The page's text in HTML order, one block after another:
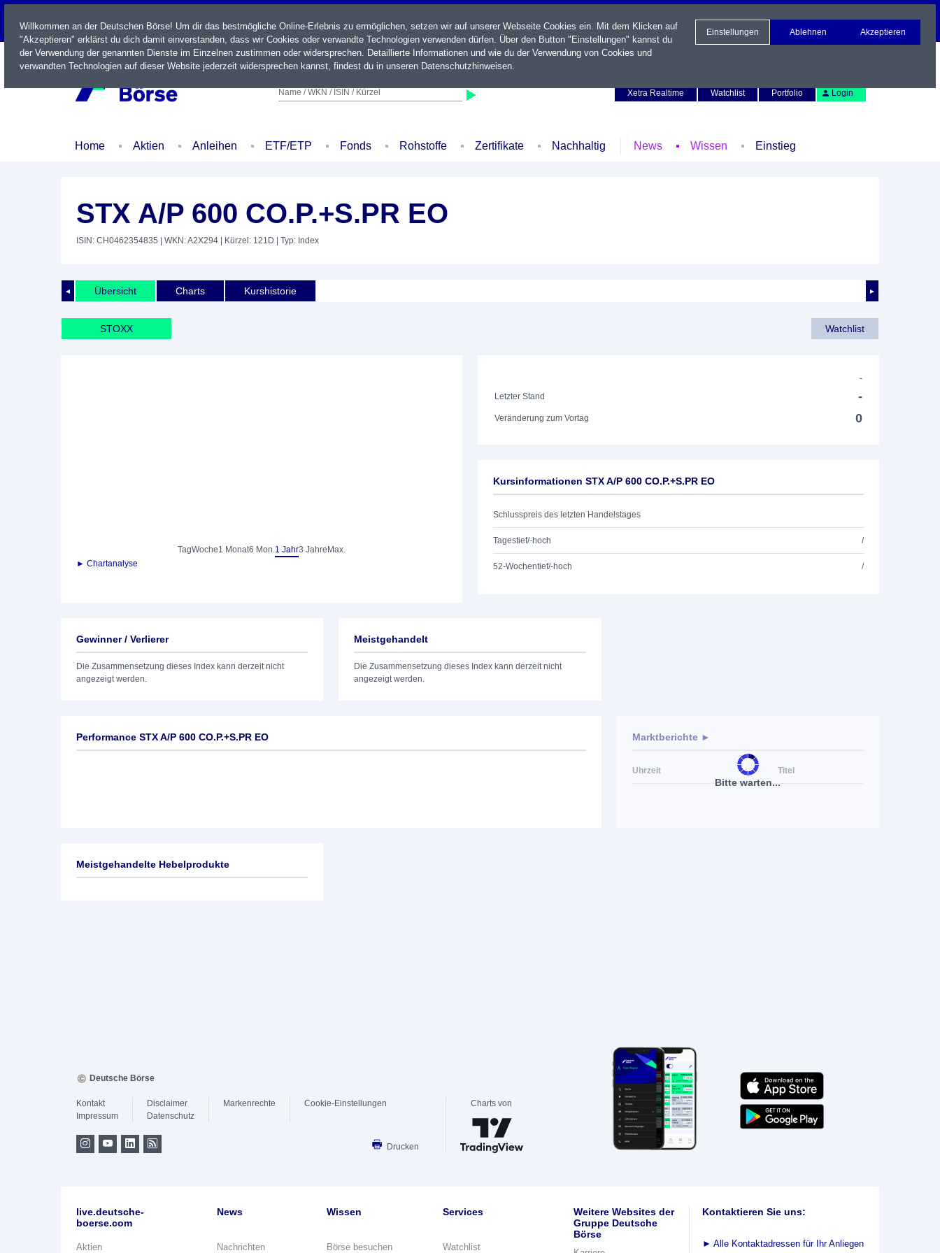
LIVE
Name / WKN / ISIN / Kürzel
Xetra Realtime
Watchlist Portfolio Login
Home Aktien Anleihen ETF/ETP Fonds Rohstoffe Zertifikate Nachhaltig News Wissen Einstieg
STX A/P 600 CO.P.+S.PR EO
ISIN: CH0462354835 | WKN: A2X294 | Kürzel: 121D | Typ: Index
◄ ►
Übersicht Charts Kurshistorie
STOXX Watchlist
TagWoche1 Monat6 Mon.1 Jahr3 Jahre Max.
► Chartanalyse
-
Letzter Stand
-
Veränderung zum Vortag 0
Kursinformationen STX A/P 600 CO.P.+S.PR EO
Schlusspreis des letzten Handelstages
Tagestief/-hoch /
52-Wochentief/-hoch /
Gewinner / Verlierer
Die Zusammensetzung dieses Index kann derzeit nicht
angezeigt werden.
Meistgehandelt
Die Zusammensetzung dieses Index kann derzeit nicht
angezeigt werden.
Performance STX A/P 600 CO.P.+S.PR EO
Bitte warten...
Marktberichte ►
Uhrzeit Titel
Meistgehandelte Hebelprodukte
Willkommen an der Deutschen Börse! Um dir das bestmögliche Online-Erlebnis zu ermöglichen, setzen wir auf unserer Webseite Cookies ein. Mit dem Klicken auf
"Akzeptieren" erklärst du dich damit einverstanden, dass wir Cookies oder verwandte Technologien verwenden dürfen. Über den Button "Einstellungen" kannst du
der Verwendung der genannten Dienste im Einzelnen zustimmen oder widersprechen. Detaillierte Informationen und wie du der Verwendung von Cookies und
verwandten Technologien auf dieser Website jederzeit widersprechen kannst, findest du in unseren Datenschutzhinweisen.
Einstellungen Ablehnen Akzeptieren
Deutsche Börse
Kontakt
Impressum
Disclaimer
Datenschutz
Markenrechte Cookie-Einstellungen
Drucken
Charts von
live.deutsche-
boerse.com
Aktien
News
Nachrichten
Wissen
Börse besuchen
Services
Watchlist
Weitere Websites der
Gruppe Deutsche
Börse
Kontaktieren Sie uns:
► Alle Kontaktadressen für Ihr Anliegen